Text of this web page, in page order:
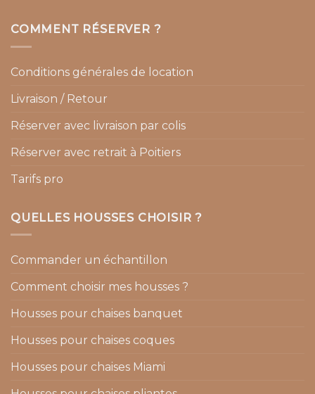
COMMENT RÉSERVER ?
Conditions générales de location
Livraison / Retour
Réserver avec livraison par colis
Réserver avec retrait à Poitiers
Tarifs pro
QUELLES HOUSSES CHOISIR ?
Commander un échantillon
Comment choisir mes housses ?
Housses pour chaises banquet
Housses pour chaises coques
Housses pour chaises Miami